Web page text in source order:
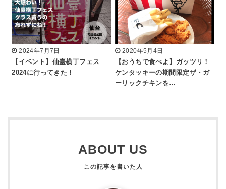
2024年7月7日
【イベント】仙臺横丁フェス
2024に行ってきた！
2020年5月4日
【おうちで食べよ】ガッツリ！
ケンタッキーの期間限定ザ・ガ
ーリックチキンを…
ABOUT US